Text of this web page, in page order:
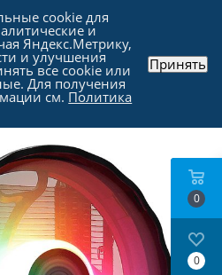
для компьютера
0
0
cookie для
и
Яндекс.Метрику,
и улучшения
все cookie или
Для получения
см. Политика
Принять